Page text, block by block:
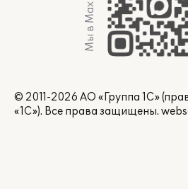
Мы в Max
© 2011-2026 АО «Группа 1С»
«1С»). Все права защищены.